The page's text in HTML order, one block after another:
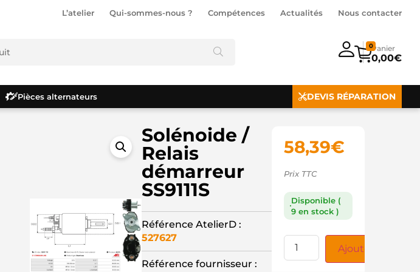
L’atelier Qui-sommes-nous ? Compétences Actualités Nous contacter
0,00€
0
Pièces alternateurs DEVIS RÉPARATION
Solénoide /
Relais
démarreur
SS9111S
Référence AtelierD :
527627
Référence fournisseur :
58,39€
Prix TTC
Disponible (
9 en stock )
Ajouter au